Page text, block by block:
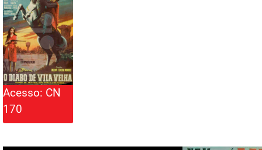
Acesso: CN
170